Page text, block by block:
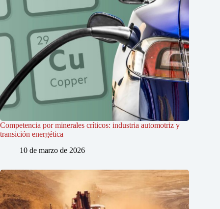
Competencia por minerales críticos: industria automotriz y
transición energética
10 de marzo de 2026